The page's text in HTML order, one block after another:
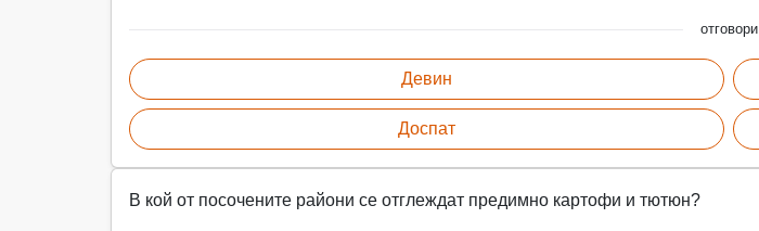
отговори
Девин
Доспат
В кой от посочените райони се отглеждат предимно картофи и тютюн?